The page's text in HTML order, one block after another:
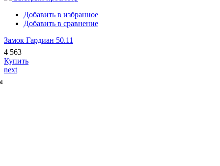
Добавить в избранное
Добавить в сравнение
Замок Гардиан 50.11
4 563
Купить
next